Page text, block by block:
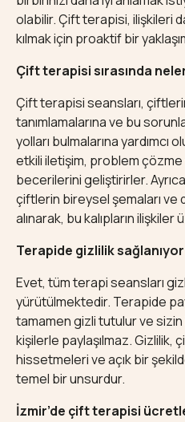
olabilir. Çift terapisi, ilişkileri
kılmak için proaktif bir
Çift terapisi sırasında
Çift terapisi seansları,
tanımlamalarına ve bu
yolları bulmalarına
etkili iletişim, problem çözme
becerilerini geliştirirler.
çiftlerin bireysel şemaları ve
alınarak, bu kalıpların
Terapide gizlilik
Evet, tüm terapi seansları
yürütülmektedir. Terapide
tamamen gizli tutulur ve
kişilerle paylaşılmaz. Gizlilik,
hissetmeleri ve açık bir
temel bir unsurdur.
İzmir’de çift terapisi